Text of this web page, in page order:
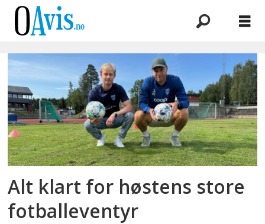
Emne:
dribleskolen
Alt klart for høstens store
fotballeventyr